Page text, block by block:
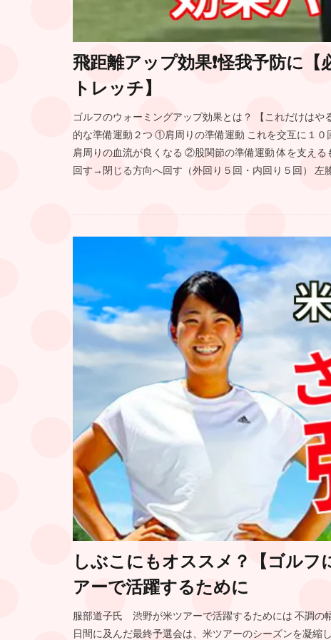
飛距離アップ効果❗️怪我予防に
トレッチ】
ゴルフのウォーミングアップ効果とは？ 【これだけは
的な準備運動２つ ①肩周りの準備運動 これを交互に１
肩周りの血流が良くなる ②股関節の準備運動 体を支え
回す→閉じる方向へ回す（外回り５回・内回り５回） 左
しぶこにもオススメ？【ゴルフ
アーで活躍するために
服部道子氏 渋野が米ツアーで活躍するためには 不調の
日間に及んだ最終予選会は、米ツアーのシーズンを凝縮